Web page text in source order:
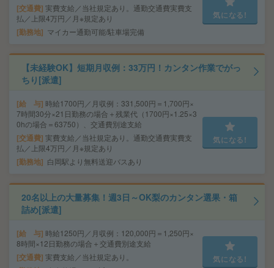
交通費 実費支給／当社規定あり。通勤交通費実費支
払／上限4万円／月※規定あり
勤務地 マイカー通勤可能/駐車場完備
気になる!
【未経験OK】短期月収例：33万円！カンタン作業でがっ
ちり[派遣]
給 与 時給1700円／月収例：331,500円＝1,700円×
7時間30分×21日勤務の場合＋残業代（1700円×1.25×3
0hの場合＝63750）、交通費別途支給
交通費 実費支給／当社規定あり。通勤交通費実費支
払／上限4万円／月※規定あり
勤務地 白岡駅より無料送迎バスあり
気になる!
20名以上の大量募集！週3日～OK梨のカンタン選果・箱
詰め[派遣]
給 与 時給1250円／月収例：120,000円＝1,250円×
8時間×12日勤務の場合＋交通費別途支給
交通費 実費支給／当社規定あり。 気になる!